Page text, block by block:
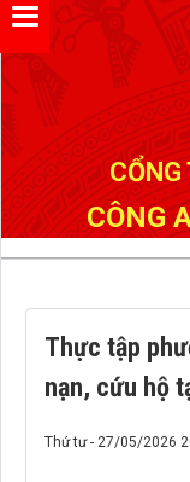
CÔNG
Thực tập
nạn, cứu hộ
Thứ tư - 27/05/2026